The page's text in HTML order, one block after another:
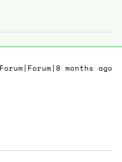
Forum|Forum|8 months ago